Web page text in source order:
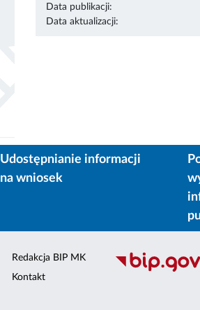
Data publikacji:
Data aktualizacji:
Udostępnianie informacji
na wniosek
Redakcja BIP MK
Kontakt